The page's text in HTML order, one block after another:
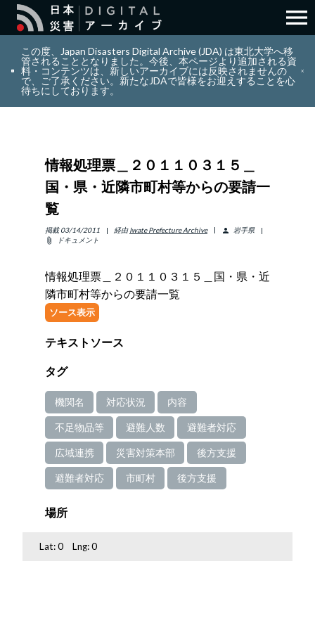
search 検索
layers コレクション
info_outline リソース
menu
この度、Japan Disasters Digital Archive (JDA) は東北大学へ移
管されることとなりました。今後、本ページより追加される資
料・コンテンツは、新しいアーカイブには反映されませんの
で、ご了承ください。新たなJDAで皆様をお迎えすることを心
待ちにしております。
情報処理票＿２０１１０３１５＿
国・県・近隣市町村等からの要請一
覧
掲載 03/14/2011 経由 Iwate Prefecture Archive person
岩手県
attach_file
ドキュメント
情報処理票＿２０１１０３１５＿国・県・近
隣市町村等からの要請一覧
ソース表示
テキストソース
タグ
機関名 対応状況 内容
不足物品等 避難人数 避難者対応
広域連携 災害対策本部 後方支援
避難者対応 市町村 後方支援
場所
Lat:0 Lng:0